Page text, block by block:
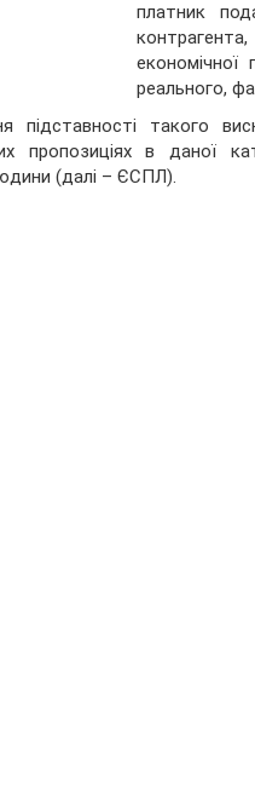
платник
реального,
такого
пропозиціях в даної
(далі – ЄСПЛ).